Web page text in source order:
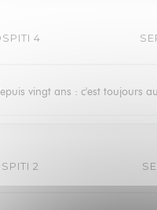
4
vingt ans : c'est toujours
2